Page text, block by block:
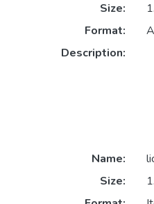
Size:
Format:
Description:
Name:
Size: